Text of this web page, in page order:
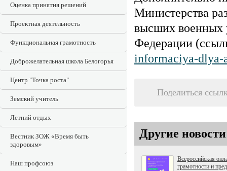
Оценка принятия решений
Проектная деятельность
Функциональная грамотность
Доброжелательная школа Белогорья
Центр "Точка роста"
Земский учитель
Летний отдых
Вестник ЗОЖ «Время быть
здоровым»
Наш профсоюз
Министерства
высших военных
Федерации
informaciya-
Поделиться
Другие
Всероссийская
грамотности и